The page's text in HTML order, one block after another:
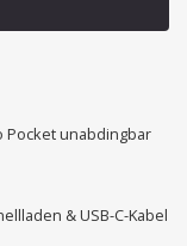
Pocket unabdingbar
& USB-C-Kabel